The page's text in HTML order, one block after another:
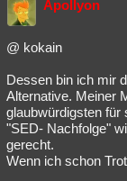
Apollyon
@ kokain
Dessen bin ich mir
Alternative. Meiner
glaubwürdigsten für
"SED- Nachfolge"
gerecht.
Wenn ich schon